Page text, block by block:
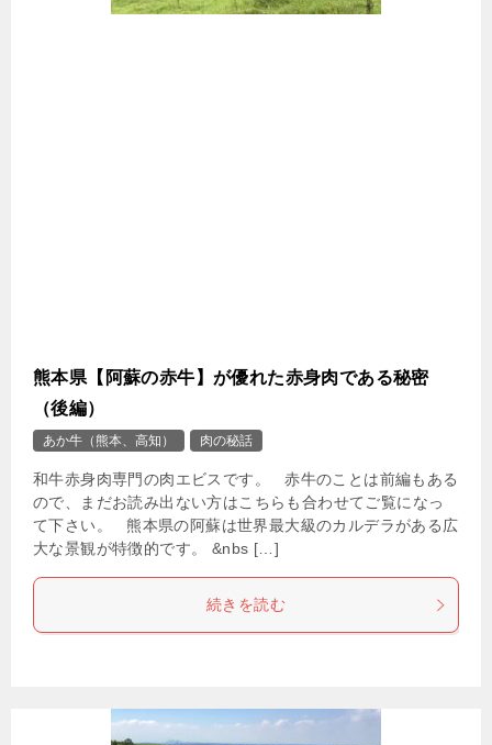
熊本県【阿蘇の赤牛】が優れた赤身肉である秘密
（後編）
あか牛（熊本、高知） 肉の秘話
和牛赤身肉専門の肉エビスです。 赤牛のことは前編もある
ので、まだお読み出ない方はこちらも合わせてご覧になっ
て下さい。 熊本県の阿蘇は世界最大級のカルデラがある広
大な景観が特徴的です。 &nbs […]
続きを読む